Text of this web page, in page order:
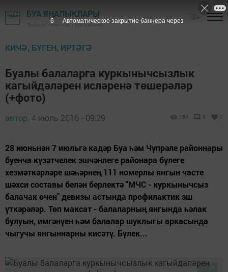
БУА ЯҢАЛЫКЛАРЫ
"Байрак" газетасы - Буа районы
КИЧӘ, БҮГЕН, ИРТӘГӘ
Буалы балаларга куркынычсызлык
кагыйдәләрен исләренә төшерәләр
(+фото)
автор, 4 июль 2016 - 09:29 780 0 0
28 июньнән 7 июльгә кадәр Буа һәм Чүпрәле районнары
буенча күзәтчелек эшчәнлеге районара бүлеге
хезмәткәрләре шәһәрнең 111 номерлы янгын часте
шәхси составы белән берлектә "МЧС - куркынычсыз
балачак өчен" девизы астында профилактик эш
үткәрәләр. Төп максат - балаларның янгында һәлак
булуын, имгәнүен һәм балалар шуклыгы аркасында
чыгучы янгыннарны кисәтү. Бүлек...
6 Автоматическое закрытие баннера через